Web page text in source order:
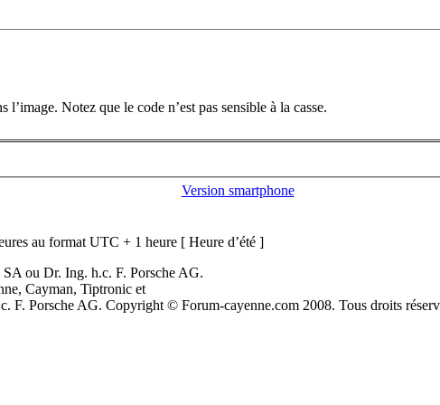
Notez que le code n’est pas sensible à la casse.
Version smartphone
au format UTC + 1 heure [ Heure d’été ]
ou Dr. Ing. h.c. F. Porsche AG.
Cayman, Tiptronic et
F. Porsche AG. Copyright © Forum-cayenne.com 2008. Tous droits